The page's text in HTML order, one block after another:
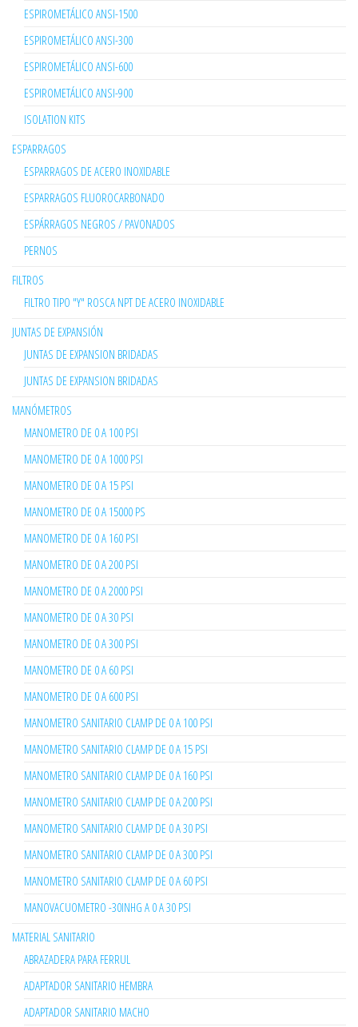
ESPIROMETÁLICO ANSI-1500
ESPIROMETÁLICO ANSI-300
ESPIROMETÁLICO ANSI-600
ESPIROMETÁLICO ANSI-900
ISOLATION KITS
ESPARRAGOS
ESPARRAGOS DE ACERO INOXIDABLE
ESPARRAGOS FLUOROCARBONADO
ESPÁRRAGOS NEGROS / PAVONADOS
PERNOS
FILTROS
FILTRO TIPO "Y" ROSCA NPT DE ACERO INOXIDABLE
JUNTAS DE EXPANSIÓN
JUNTAS DE EXPANSION BRIDADAS
JUNTAS DE EXPANSION BRIDADAS
MANÓMETROS
MANOMETRO DE 0 A 100 PSI
MANOMETRO DE 0 A 1000 PSI
MANOMETRO DE 0 A 15 PSI
MANOMETRO DE 0 A 15000 PS
MANOMETRO DE 0 A 160 PSI
MANOMETRO DE 0 A 200 PSI
MANOMETRO DE 0 A 2000 PSI
MANOMETRO DE 0 A 30 PSI
MANOMETRO DE 0 A 300 PSI
MANOMETRO DE 0 A 60 PSI
MANOMETRO DE 0 A 600 PSI
MANOMETRO SANITARIO CLAMP DE 0 A 100 PSI
MANOMETRO SANITARIO CLAMP DE 0 A 15 PSI
MANOMETRO SANITARIO CLAMP DE 0 A 160 PSI
MANOMETRO SANITARIO CLAMP DE 0 A 200 PSI
MANOMETRO SANITARIO CLAMP DE 0 A 30 PSI
MANOMETRO SANITARIO CLAMP DE 0 A 300 PSI
MANOMETRO SANITARIO CLAMP DE 0 A 60 PSI
MANOVACUOMETRO -30INHG A 0 A 30 PSI
MATERIAL SANITARIO
ABRAZADERA PARA FERRUL
ADAPTADOR SANITARIO HEMBRA
ADAPTADOR SANITARIO MACHO